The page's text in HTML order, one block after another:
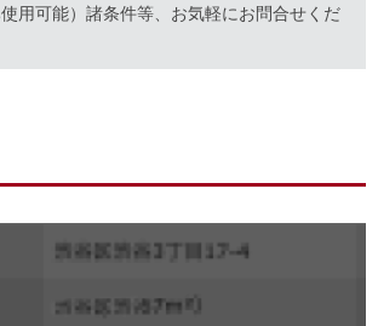
⽤可能）諸条件等、お気軽にお問合せくだ